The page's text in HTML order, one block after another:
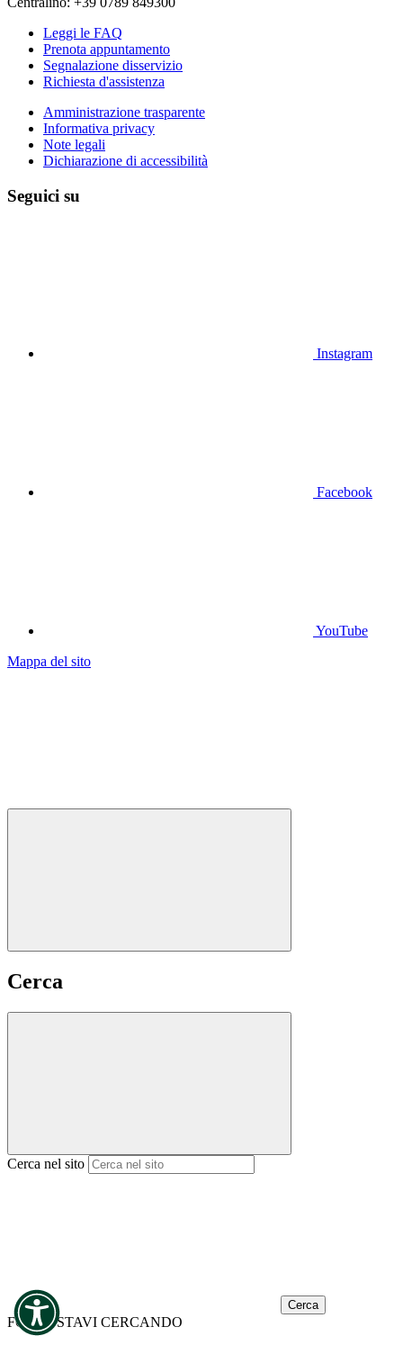
Leggi le FAQ
Prenota appuntamento
Segnalazione disservizio
Richiesta d'assistenza
Amministrazione trasparente
Informativa privacy
Note legali
Dichiarazione di accessibilità
Seguici su
Instagram
Facebook
YouTube
Mappa del sito
Cerca
Cerca nel sito
Cerca
FORSE STAVI CERCANDO